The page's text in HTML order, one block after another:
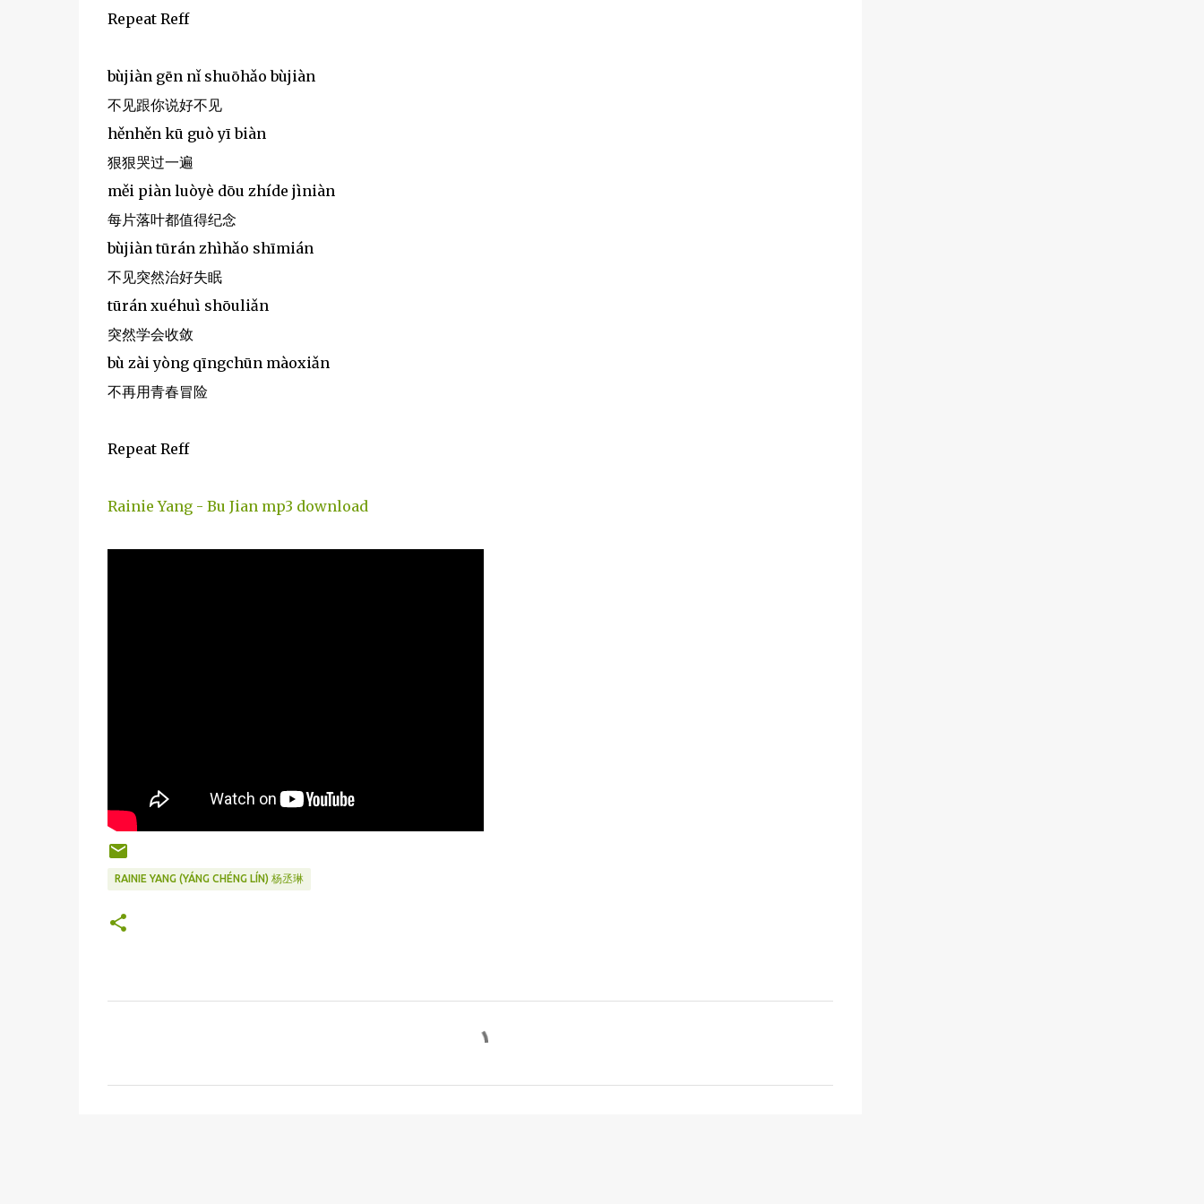
Repeat Reff
bùjiàn gēn nǐ shuōhǎo bùjiàn
不见跟你说好不见
hěnhěn kū guò yī biàn
狠狠哭过一遍
měi piàn luòyè dōu zhíde jìniàn
每片落叶都值得纪念
bùjiàn tūrán zhìhǎo shīmián
不见突然治好失眠
tūrán xuéhuì shōuliǎn
突然学会收敛
bù zài yòng qīngchūn màoxiǎn
不再用青春冒险
Repeat Reff
Rainie Yang - Bu Jian mp3 download
RAINIE YANG (YÁNG CHÉNG LÍN) 杨丞琳